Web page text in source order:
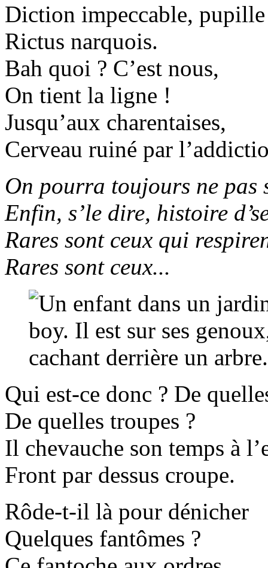
Diction impeccable,
Rictus narquois.
Bah quoi ? C’est nous,
On tient la ligne !
Jusqu’aux charentaises,
Cerveau ruiné par
On pourra toujours ne pas
Enfin, s’le dire, histoire
Rares sont ceux qui
Rares sont ceux...
Qui est-ce donc ? De
De quelles troupes ?
Il chevauche son temps à
Front par dessus croupe.
Rôde-t-il là pour dénicher
Quelques fantômes ?